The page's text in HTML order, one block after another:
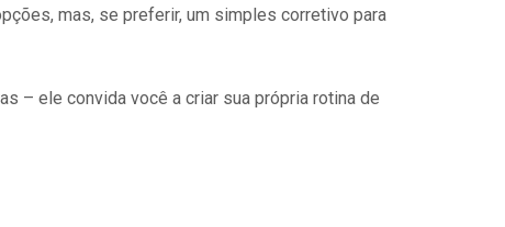
mas, se preferir, um simples corretivo para
– ele convida você a criar sua própria rotina de